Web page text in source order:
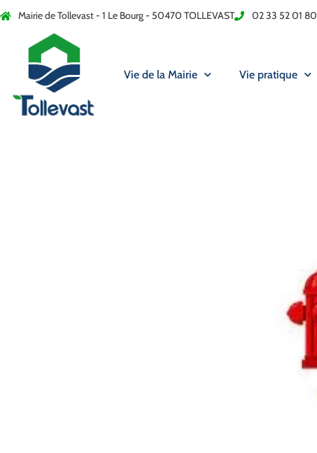
Mairie de Tollevast - 1 Le Bourg - 50470 TOLLEVAST 02 33 52 01 80
Vie de la Mairie Vie pratique